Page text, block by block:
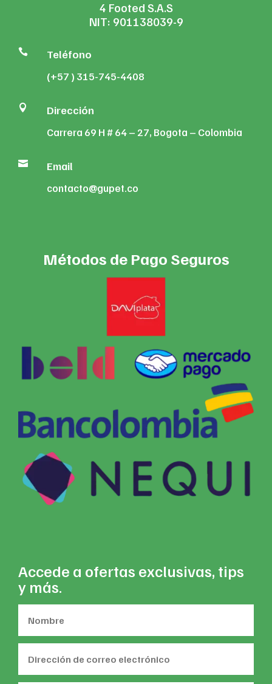
4 Footed S.A.S
NIT: 901138039-9
 Teléfono
(+57 ) 315-745-4408
 Dirección
Carrera 69 H # 64 – 27, Bogota – Colombia
 Email
contacto@gupet.co
Métodos de Pago Seguros
Accede a ofertas exclusivas, tips
y más.